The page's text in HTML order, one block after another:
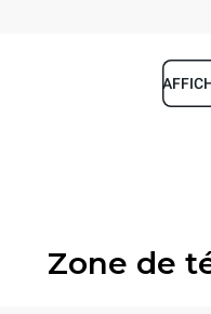
Zone de